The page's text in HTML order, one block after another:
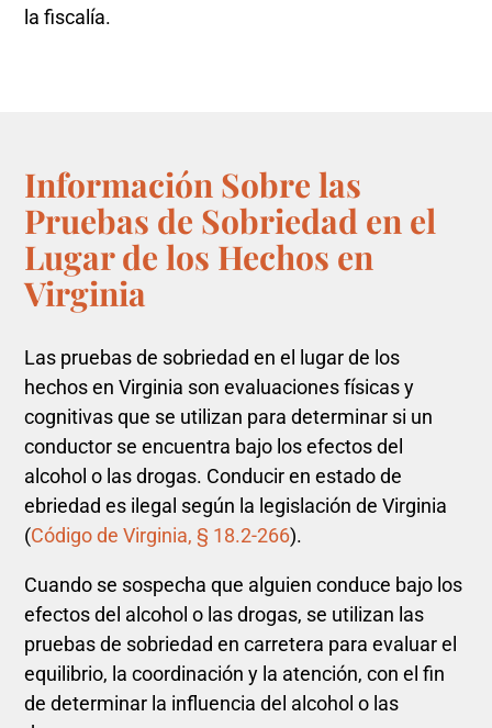
la fiscalía.
Información Sobre las
Pruebas de Sobriedad en el
Lugar de los Hechos en
Virginia
Las pruebas de sobriedad en el lugar de los
hechos en Virginia son evaluaciones físicas y
cognitivas que se utilizan para determinar si un
conductor se encuentra bajo los efectos del
alcohol o las drogas. Conducir en estado de
ebriedad es ilegal según la legislación de Virginia
(Código de Virginia, § 18.2-266).
Cuando se sospecha que alguien conduce bajo los
efectos del alcohol o las drogas, se utilizan las
pruebas de sobriedad en carretera para evaluar el
equilibrio, la coordinación y la atención, con el fin
de determinar la influencia del alcohol o las